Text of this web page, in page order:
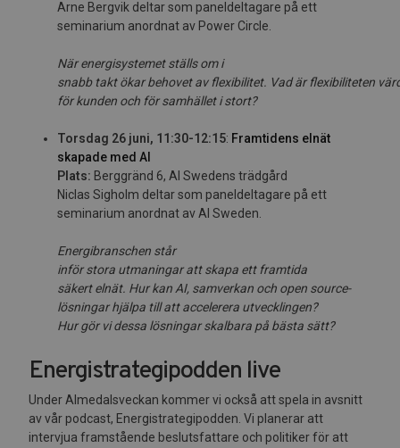
Arne Bergvik deltar som paneldeltagare på ett
seminarium anordnat av Power Circle.
När energisystemet ställs om i
snabb takt ökar behovetavfexibilitet. Vadär fexibiliteten vär
förkunden och församhället istort?
Torsdag 26 juni, 11:30-12:15: Framtidens elnät
skapade med AI
Plats: Berggränd 6, AI Swedens trädgård
Niclas Sigholm deltar som paneldeltagare på ett
seminarium anordnat av AI Sweden.
Energibranschen står
införstora utmaningarattskapa ett framtida
säkertelnät. Hurkan AI, samverkan och open source-
lösningarhjälpa tillattaccelerera utvecklingen?
Hur gör videssa lösningar skalbara på bästa sätt?
Energistrategipodden live
Under Almedalsveckan kommer vi också att spela in avsnitt
av vår podcast, Energistrategipodden. Vi planerar att
intervjua framstående beslutsfattare och politiker för att